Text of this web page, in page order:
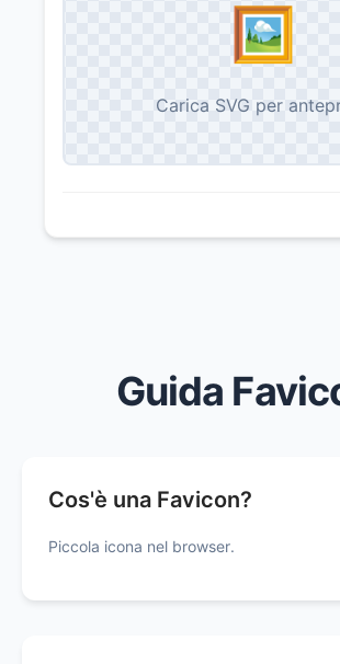
🖼️
Carica SVG per
Guida
Cos'è una Favicon?
Piccola icona nel browser.